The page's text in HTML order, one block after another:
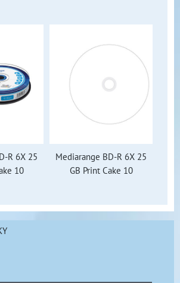
R 6X 25
10
Mediarange BD-R 6X 25
GB Print Cake 10